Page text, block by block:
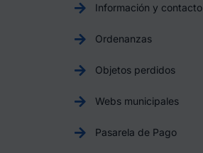
Información y contacto
Ordenanzas
Objetos perdidos
Webs municipales
Pasarela de Pago